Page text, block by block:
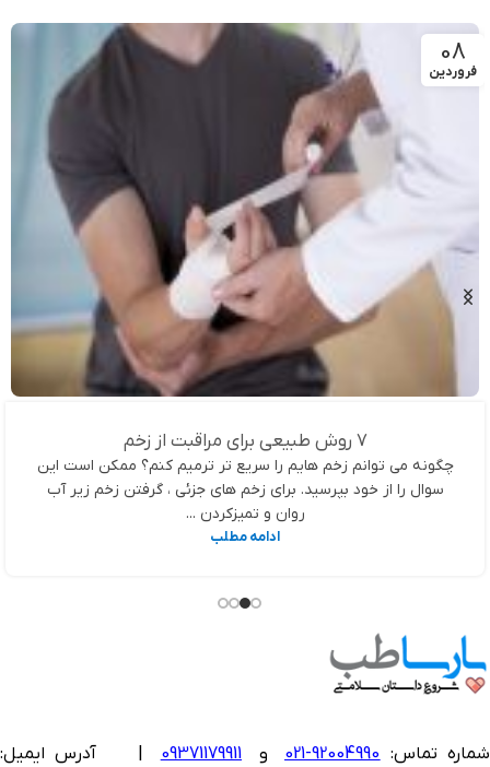
08
فروردین
7 روش طبیعی برای مراقبت از زخم
چگونه می توانم زخم هایم را سریع تر ترمیم کنم؟ ممکن است این
سوال را از خود بپرسید. برای زخم های جزئی ، گرفتن زخم زیر آب
روان و تمیزکردن ...
ادامه مطلب
شماره تماس: 92004990-021 و 09371179911
آدرس ایمیل: